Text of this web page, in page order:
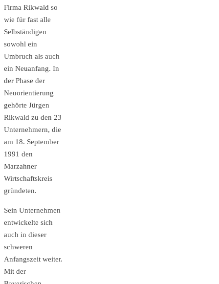
Firma Rikwald so
wie für fast alle
Selbständigen
sowohl ein
Umbruch als auch
ein Neuanfang. In
der Phase der
Neuorientierung
gehörte Jürgen
Rikwald zu den 23
Unternehmern, die
am 18. September
1991 den
Marzahner
Wirtschaftskreis
gründeten.
Sein Unternehmen
entwickelte sich
auch in dieser
schweren
Anfangszeit weiter.
Mit der